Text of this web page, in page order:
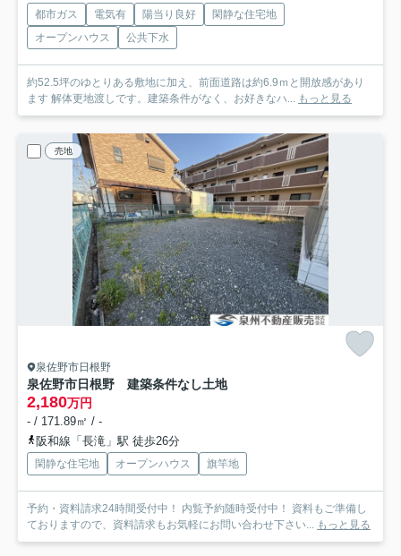
都市ガス 電気有 陽当り良好
閑静な住宅地
オープンハウス
公共下水
約52.5坪のゆとりある敷地に加え、前面道路は約6.9ｍと開放感があり
ます 解体更地渡しです。建築条件がなく、お好きなハ... もっと見る
売地
泉佐野市日根野
泉佐野市日根野 建築条件なし土地
2,180万円
- / 171.89㎡ / -
阪和線「長滝」駅 徒歩26分
閑静な住宅地 オープンハウス 旗竿地
予約・資料請求24時間受付中！ 内覧予約随時受付中！ 資料もご準備し
ておりますので、資料請求もお気軽にお問い合わせ下さい... もっと見る